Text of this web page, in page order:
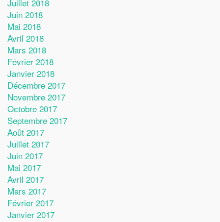
Juillet 2018
Juin 2018
Mai 2018
Avril 2018
Mars 2018
Février 2018
Janvier 2018
Décembre 2017
Novembre 2017
Octobre 2017
Septembre 2017
Août 2017
Juillet 2017
Juin 2017
Mai 2017
Avril 2017
Mars 2017
Février 2017
Janvier 2017